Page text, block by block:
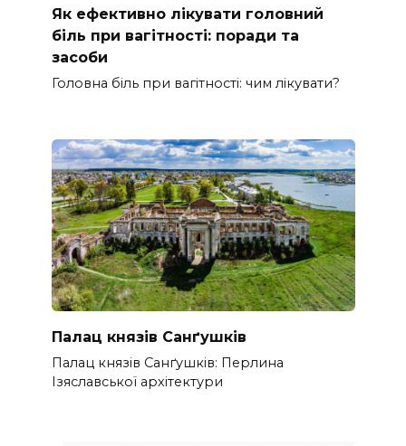
Як ефективно лікувати головний
біль при вагітності: поради та
засоби
Головна біль при вагітності: чим лікувати?
Палац князів Санґушків
Палац князів Санґушків: Перлина
Ізяславської архітектури